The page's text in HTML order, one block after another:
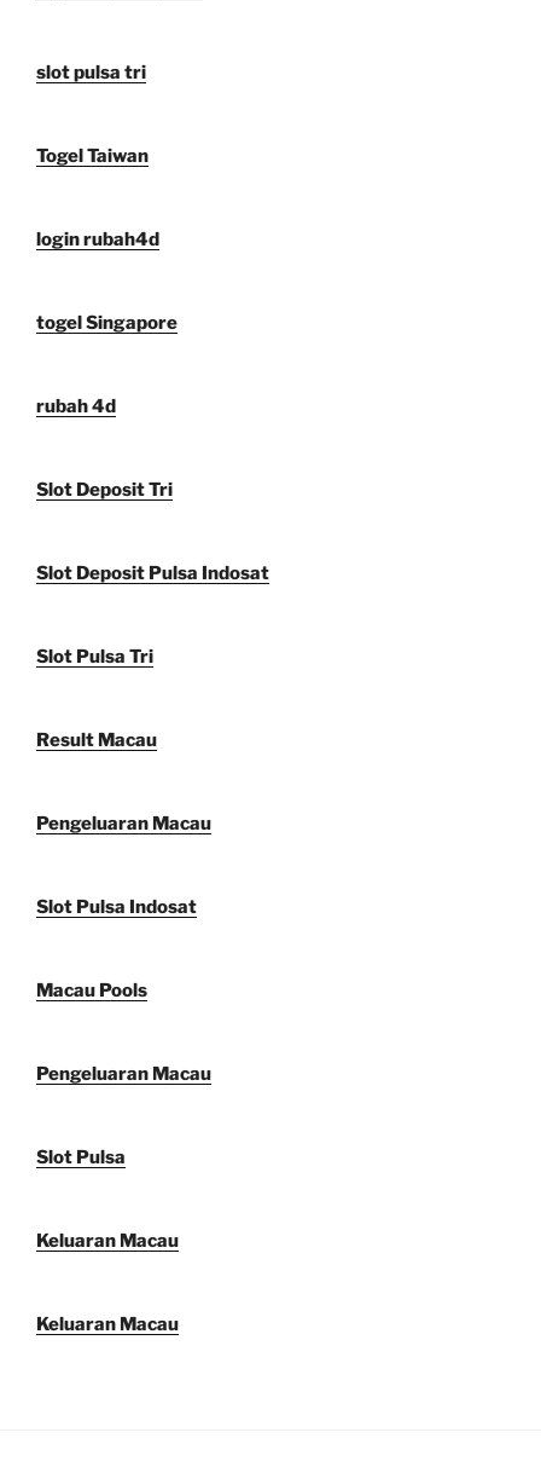
slot pulsa tri
Togel Taiwan
login rubah4d
togel Singapore
rubah 4d
Slot Deposit Tri
Slot Deposit Pulsa Indosat
Slot Pulsa Tri
Result Macau
Pengeluaran Macau
Slot Pulsa Indosat
Macau Pools
Pengeluaran Macau
Slot Pulsa
Keluaran Macau
Keluaran Macau